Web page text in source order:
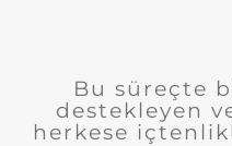
Bu süreçte
destekleyen
herkese